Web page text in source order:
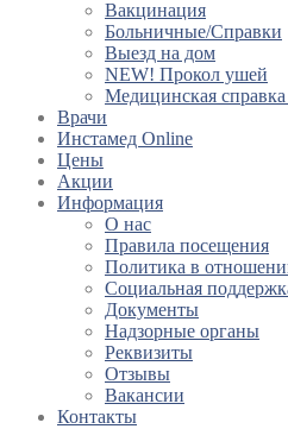
Вакцинация
Больничные/Справки
Выезд на дом
NEW! Прокол ушей
Медицинская
Врачи
Инстамед Online
Цены
Акции
Информация
О нас
Правила посещения
Политика в
Социальная
Документы
Надзорные органы
Реквизиты
Отзывы
Вакансии
Контакты